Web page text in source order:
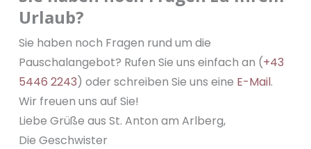
Urlaub?
Sie haben noch Fragen rund um die
Pauschalangebot? Rufen Sie uns einfach an (+43
5446 2243) oder schreiben Sie uns eine E-Mail.
Wir freuen uns auf Sie!
Liebe Grüße aus St. Anton am Arlberg,
Die Geschwister